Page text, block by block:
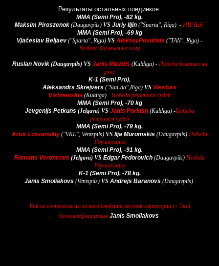
Результаты остальных поединков:
MMA (Semi Pro), -82 kg.
Maksim Piroszenok (Daugavpils) VS Juriy Iljin ("Sparta", Riga) - НИЧЬЯ
MMA (Semi Pro), -69 kg
Vjačeslav Beljaev ("Sparta", Riga) VS Aleksej Povulans ("TAN", Riga) -
Победа болевым на ногу
Ruslan Novik (Daugavpils) VS Janis Miezitis (Kuldiga)- Победа болевым на
руку
K-1 (Semi Pro),
Aleksandrs Skrejvers ("San-da",Riga) VS Viesturs
Vishnevskis (Kuldiga) - Победа решением судей
MMA (Semi Pro), -70 kg
Jevgenijs Petkuns (Jelgava) VS Janis Porinsh (Kuldiga) -Победа
решением судей
MMA (Semi Pro), -79 kg.
Artur Luszanskiy ("VKL", Ventspils) VS Ilja Muromskis (Daugavpils) Победа
Удушающим
MMA (Semi Pro), -91 kg.
Romans Voroncovs (Jelgava) VS Edgar Fedorovich (Daugavpils) Победа
Удушающим
K-1 (Semi Pro), -78 kg.
Janis Smoliakovs (Ventspils) VS Andrejs Baranovs (Daugavpils)
Бой не состоялся из-за несоблюдения весовой категории (+ 5кг)
дисквалифицирован Janis Smoliakovs